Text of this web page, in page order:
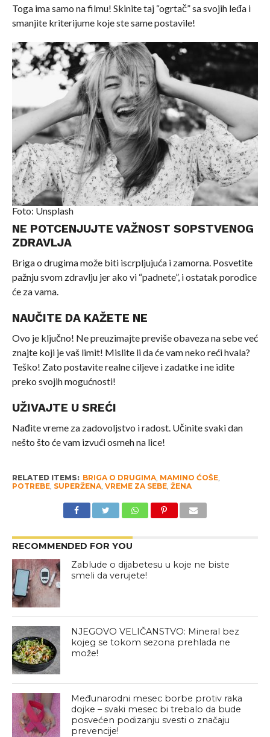
Toga ima samo na filmu! Skinite taj “ogrtač” sa svojih leđa i
smanjite kriterijume koje ste same postavile!
Foto: Unsplash
NE POTCENJUJTE VAŽNOST SOPSTVENOG
ZDRAVLJA
Briga o drugima može biti iscrpljujuća i zamorna. Posvetite
pažnju svom zdravlju jer ako vi “padnete”, i ostatak porodice
će za vama.
NAUČITE DA KAŽETE NE
Ovo je ključno! Ne preuzimajte previše obaveza na sebe već
znajte koji je vaš limit! Mislite li da će vam neko reći hvala?
Teško! Zato postavite realne ciljeve i zadatke i ne idite
preko svojih mogućnosti!
UŽIVAJTE U SREĆI
Nađite vreme za zadovoljstvo i radost. Učinite svaki dan
nešto što će vam izvući osmeh na lice!
RELATED ITEMS: BRIGA O DRUGIMA, MAMINO ĆOŠE,
POTREBE, SUPERŽENA, VREME ZA SEBE, ŽENA
RECOMMENDED FOR YOU
Zablude o dijabetesu u koje ne biste
smeli da verujete!
NJEGOVO VELIČANSTVO: Mineral bez
kojeg se tokom sezona prehlada ne
može!
Međunarodni mesec borbe protiv raka
dojke – svaki mesec bi trebalo da bude
posvećen podizanju svesti o značaju
prevencije!